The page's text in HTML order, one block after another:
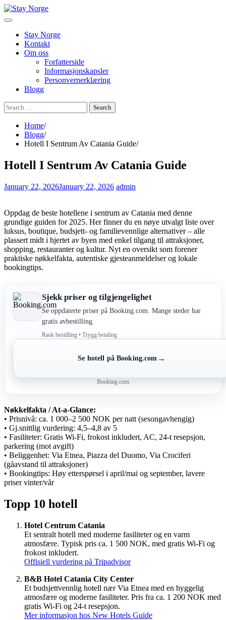
Skip
to
Stay Norge
Kontakt
Om oss
Forfatterside
Informasjonskapsler
Personvernerklæring
Blogg
Search
for:
Home
Blogg
Hotell I Sentrum Av Catania Guide
Hotell I Sentrum Av Catania Guide
January 22, 2026January 22, 2026 admin
Oppdag de beste hotellene i sentrum av Catania med denne
grundige guiden for 2025. Her finner du en nøye utvalgt liste over
luksus, boutique, budsjett- og familievennlige alternativer – alle
plassert midt i hjertet av byen med enkel tilgang til attraksjoner,
shopping, restauranter og kultur. Nyt en oversikt som forener
praktiske nøkkelfakta, autentiske gjesteanmeldelser og lokale
bookingtips.
Sjekk priser og tilgjengelighet
Se oppdaterte priser på Booking.com. Mange steder har
gratis avbestilling.
Rask bestilling • Trygg betaling
Se hotell på Booking.com →
Booking.com
Nøkkelfakta / At-a-Glance:
• Prisnivå: ca. 1 000–2 500 NOK per natt (sesongavhengig)
• Gj.snittlig vurdering: 4,5–4,8 av 5
• Fasiliteter: Gratis Wi-Fi, frokost inkludert, AC, 24-t resepsjon,
parkering (mot avgift)
• Beliggenhet: Via Etnea, Piazza del Duomo, Via Crociferi
(gåavstand til attraksjoner)
• Bookingtips: Høy etterspørsel i april/mai og september, lavere
priser vinter/vår
Topp 10 hotell
Hotel Centrum Catania
Et sentralt hotell med moderne fasiliteter og en varm
atmosfære. Typisk pris ca. 1 500 NOK, med gratis Wi-Fi og
frokost inkludert.
Offisiell vurdering på Tripadvisor
B&B Hotel Catania City Center
Et budsjettvennlig hotell nær Via Etnea med en hyggelig
atmosfære og moderne fasiliteter. Pris fra ca. 1 200 NOK med
gratis Wi-Fi og 24-t resepsjon.
Mer informasjon hos New Hotels Guide